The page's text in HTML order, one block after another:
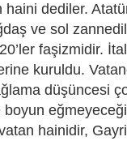
haini dediler.
ve sol
faşizmidir.
kuruldu.
düşüncesi
boyun
hainidir,